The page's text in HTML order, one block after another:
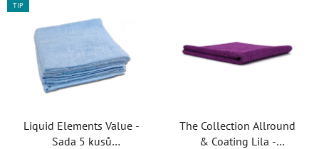
TIP
Liquid Elements Value -
Sada 5 kusů
The Collection Allround
& Coating Lila -